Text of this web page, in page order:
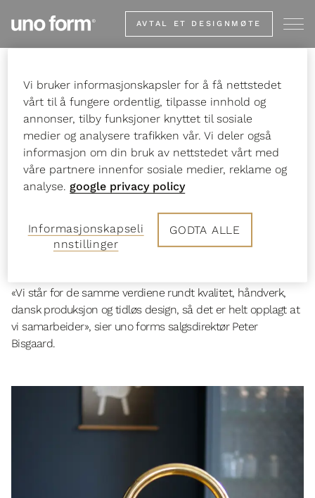
Go
to
start
AVTAL ET DESIGNMØTE
Start Om uno form Presse TONI CPH
uno form inngår nytt
samarbeid med TONI
Copenhagen
«Vi står for de samme verdiene rundt kvalitet, håndverk,
dansk produksjon og tidløs design, så det er helt opplagt at
vi samarbeider», sier uno forms salgsdirektør Peter
Bisgaard.
Vi bruker informasjonskapsler for å få nettstedet
vårt til å fungere ordentlig, tilpasse innhold og
annonser, tilby funksjoner knyttet til sosiale
medier og analysere trafikken vår. Vi deler også
informasjon om din bruk av nettstedet vårt med
våre partnere innenfor sosiale medier, reklame og
analyse. google privacy policy
Informasjonskapseli
nnstillinger
GODTA ALLE